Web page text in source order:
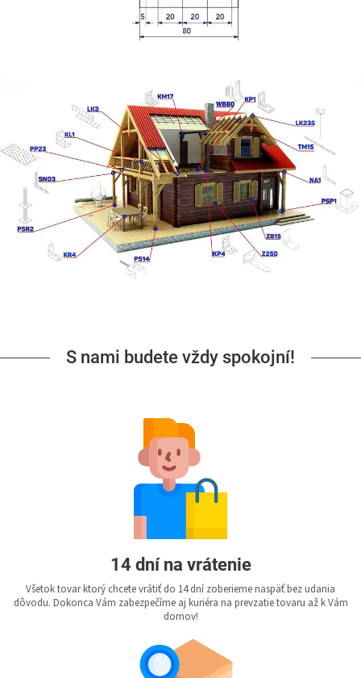
S nami budete vždy spokojní!
14 dní na vrátenie
Všetok tovar ktorý chcete vrátiť do 14 dní zoberieme naspäť bez udania
dôvodu. Dokonca Vám zabezpečíme aj kuriéra na prevzatie tovaru až k Vám
domov!